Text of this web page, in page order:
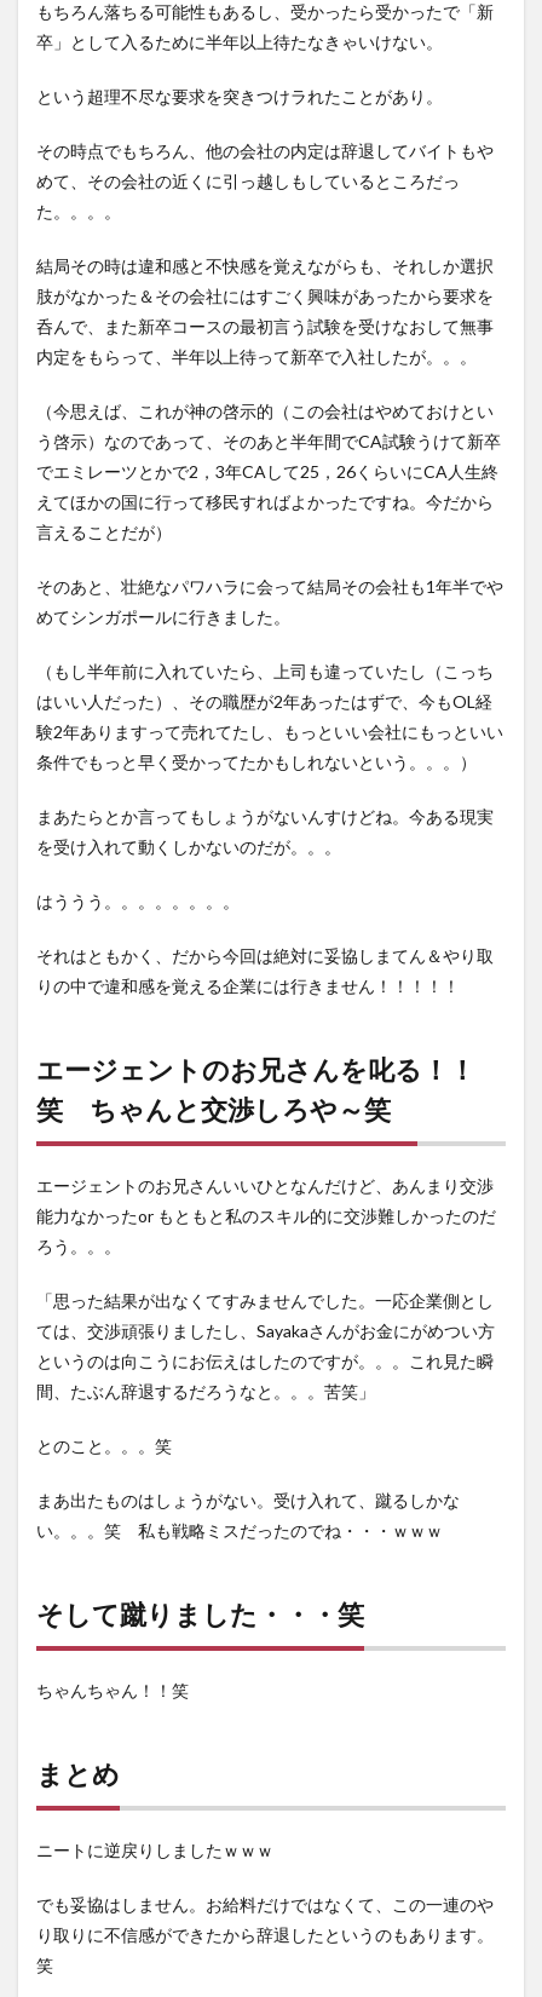
もちろん落ちる可能性もあるし、受かったら受かったで「新
卒」として入るために半年以上待たなきゃいけない。
という超理不尽な要求を突きつけラれたことがあり。
その時点でもちろん、他の会社の内定は辞退してバイトもや
めて、その会社の近くに引っ越しもしているところだっ
た。。。。
結局その時は違和感と不快感を覚えながらも、それしか選択
肢がなかった＆その会社にはすごく興味があったから要求を
呑んで、また新卒コースの最初言う試験を受けなおして無事
内定をもらって、半年以上待って新卒で入社したが。。。
（今思えば、これが神の啓示的（この会社はやめておけとい
う啓示）なのであって、そのあと半年間でCA試験うけて新卒
でエミレーツとかで2，3年CAして25，26くらいにCA人生終
えてほかの国に行って移民すればよかったですね。今だから
言えることだが）
そのあと、壮絶なパワハラに会って結局その会社も1年半でや
めてシンガポールに行きました。
（もし半年前に入れていたら、上司も違っていたし（こっち
はいい人だった）、その職歴が2年あったはずで、今もOL経
験2年ありますって売れてたし、もっといい会社にもっといい
条件でもっと早く受かってたかもしれないという。。。）
まあたらとか言ってもしょうがないんすけどね。今ある現実
を受け入れて動くしかないのだが。。。
はううう。。。。。。。。
それはともかく、だから今回は絶対に妥協しまてん＆やり取
りの中で違和感を覚える企業には行きません！！！！！
エージェントのお兄さんを叱る！！
笑 ちゃんと交渉しろや～笑
エージェントのお兄さんいいひとなんだけど、あんまり交渉
能力なかったor もともと私のスキル的に交渉難しかったのだ
ろう。。。
「思った結果が出なくてすみませんでした。一応企業側とし
ては、交渉頑張りましたし、Sayakaさんがお金にがめつい方
というのは向こうにお伝えはしたのですが。。。これ見た瞬
間、たぶん辞退するだろうなと。。。苦笑」
とのこと。。。笑
まあ出たものはしょうがない。受け入れて、蹴るしかな
い。。。笑 私も戦略ミスだったのでね・・・ｗｗｗ
そして蹴りました・・・笑
ちゃんちゃん！！笑
まとめ
ニートに逆戻りしましたｗｗｗ
でも妥協はしません。お給料だけではなくて、この一連のや
り取りに不信感ができたから辞退したというのもあります。
笑